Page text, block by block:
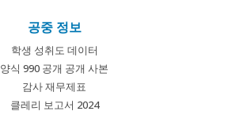
공중 정보
학생 성취도 데이터
양식 990 공개 공개 사본
감사 재무제표
클레리 보고서 2024